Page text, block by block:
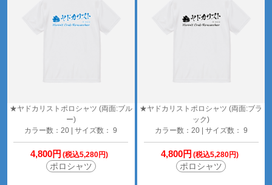
★ヤドカリストポロシャツ (両面:ブル
ー)
カラー数：20 | サイズ数： 9
4,800円 (税込5,280円)
ポロシャツ
★ヤドカリストポロシャツ (両面:ブラ
ック)
カラー数：20 | サイズ数： 9
4,800円 (税込5,280円)
ポロシャツ